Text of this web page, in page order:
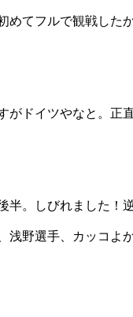
めてフルで観戦した
がドイツやなと。正
半。しびれました！
浅野選手、カッコよ